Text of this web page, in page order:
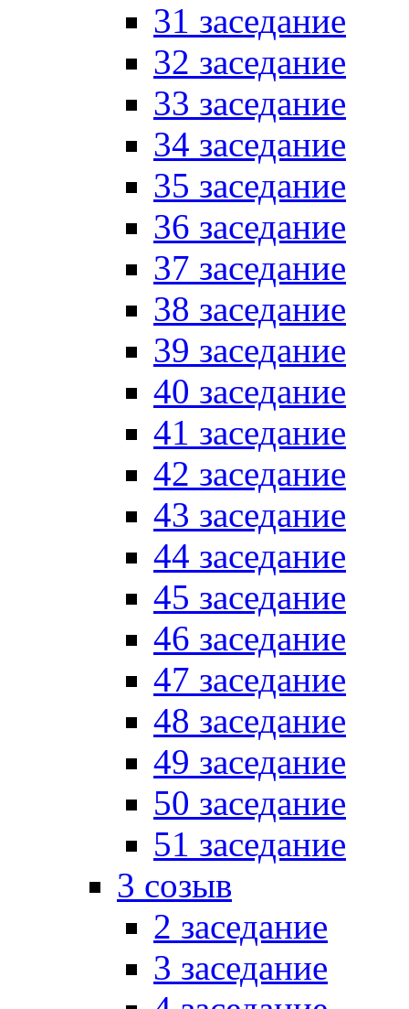
31 заседание
32 заседание
33 заседание
34 заседание
35 заседание
36 заседание
37 заседание
38 заседание
39 заседание
40 заседание
41 заседание
42 заседание
43 заседание
44 заседание
45 заседание
46 заседание
47 заседание
48 заседание
49 заседание
50 заседание
51 заседание
3 созыв
2 заседание
3 заседание